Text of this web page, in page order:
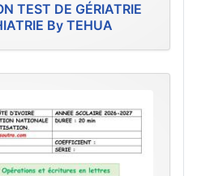
TEST DE GÉRIATRIE
By TEHUA